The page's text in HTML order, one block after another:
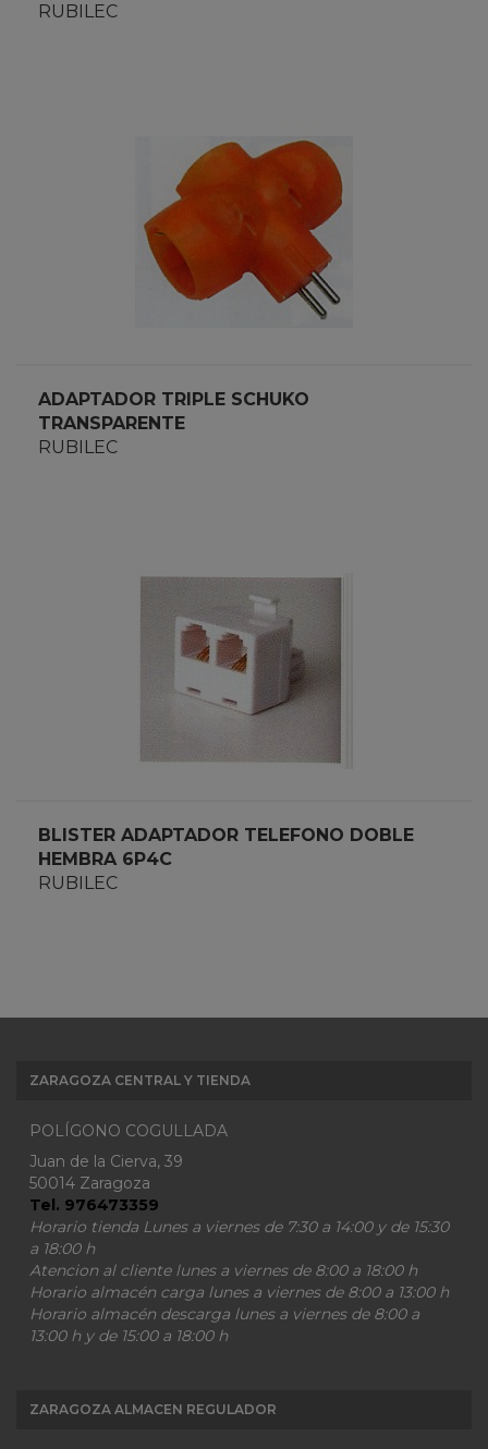
RUBILEC
ADAPTADOR TRIPLE SCHUKO
TRANSPARENTE
RUBILEC
BLISTER ADAPTADOR TELEFONO DOBLE
HEMBRA 6P4C
RUBILEC
ZARAGOZA CENTRAL Y TIENDA
POLÍGONO COGULLADA
Juan de la Cierva, 39
50014 Zaragoza
Tel. 976473359
Horario tienda Lunes a viernes de 7:30 a 14:00 y de 15:30
a 18:00 h
Atencion al cliente lunes a viernes de 8:00 a 18:00 h
Horario almacén carga lunes a viernes de 8:00 a 13:00 h
Horario almacén descarga lunes a viernes de 8:00 a
13:00 h y de 15:00 a 18:00 h
ZARAGOZA ALMACEN REGULADOR